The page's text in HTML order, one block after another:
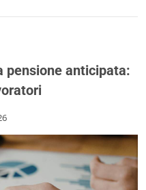
pensione anticipata: